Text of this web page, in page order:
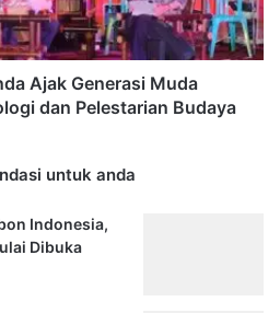
Ajak Generasi Muda
dan Pelestarian Budaya
untuk anda
Indonesia,
Dibuka